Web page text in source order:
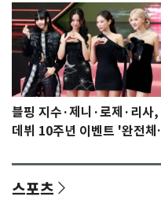
블핑 지수·제니·로제·리사,
데뷔 10주년 이벤트 '완전체'
스포츠